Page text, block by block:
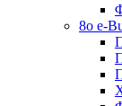
8o e-